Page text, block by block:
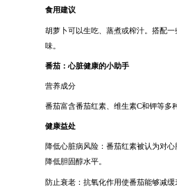
食用建议
胡萝卜可以生吃、蒸煮或榨汁。搭配
味。
番茄：心脏健康的小助手
营养成分
番茄富含番茄红素、维生素C和钾等多
健康益处
降低心脏病风险：番茄红素被认为对
降低胆固醇水平。
防止衰老：抗氧化作用使番茄能够减